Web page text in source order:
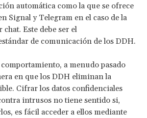
automática como la que se ofrece
Signal y Telegram en el caso de la
Este debe ser el
de comunicación de los DDH.
a menudo pasado
en que los DDH eliminan la
Cifrar los datos confidenciales
intrusos no tiene sentido si,
es fácil acceder a ellos mediante